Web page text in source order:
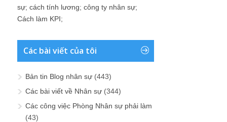
sự; cách tính lương; công ty nhân sự;
Cách làm KPI;
Các bài viết của tôi
Bản tin Blog nhân sự (443)
Các bài viết về Nhân sự (344)
Các công việc Phòng Nhân sự phải làm
(43)